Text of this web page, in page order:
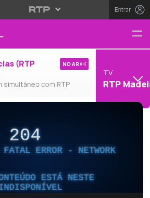
Entrar
(RTP
simultâneo com RTP
NO AR
TV
RTP
204
ERROR - NETWORK
ESTÁ NESTE
INDISPONÍVEL